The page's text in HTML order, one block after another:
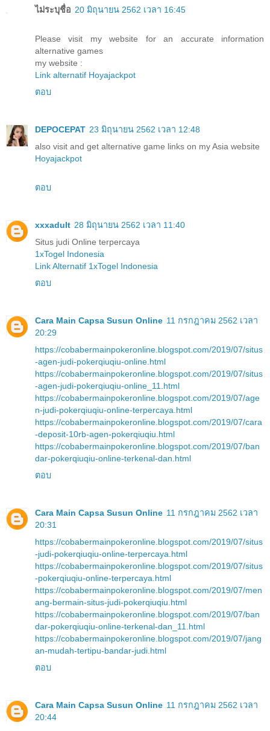
ไม่ระบุชื่อ 20 มิถุนายน 2562 เวลา 16:45
Please visit my website for an accurate information
alternative games
my website :
Link alternatif Hoyajackpot
ตอบ
DEPOCEPAT 23 มิถุนายน 2562 เวลา 12:48
also visit and get alternative game links on my Asia website
Hoyajackpot
ตอบ
xxxadult 28 มิถุนายน 2562 เวลา 11:40
Situs judi Online terpercaya
1xTogel Indonesia
Link Alternatif 1xTogel Indonesia
ตอบ
Cara Main Capsa Susun Online 11 กรกฎาคม 2562 เวลา
20:29
https://cobabermainpokeronline.blogspot.com/2019/07/situs
-agen-judi-pokerqiuqiu-online.html
https://cobabermainpokeronline.blogspot.com/2019/07/situs
-agen-judi-pokerqiuqiu-online_11.html
https://cobabermainpokeronline.blogspot.com/2019/07/age
n-judi-pokerqiuqiu-online-terpercaya.html
https://cobabermainpokeronline.blogspot.com/2019/07/cara
-deposit-10rb-agen-pokerqiuqiu.html
https://cobabermainpokeronline.blogspot.com/2019/07/ban
dar-pokerqiuqiu-online-terkenal-dan.html
ตอบ
Cara Main Capsa Susun Online 11 กรกฎาคม 2562 เวลา
20:31
https://cobabermainpokeronline.blogspot.com/2019/07/situs
-judi-pokerqiuqiu-online-terpercaya.html
https://cobabermainpokeronline.blogspot.com/2019/07/situs
-pokerqiuqiu-online-terpercaya.html
https://cobabermainpokeronline.blogspot.com/2019/07/men
ang-bermain-situs-judi-pokerqiuqiu.html
https://cobabermainpokeronline.blogspot.com/2019/07/ban
dar-pokerqiuqiu-online-terkenal-dan_11.html
https://cobabermainpokeronline.blogspot.com/2019/07/jang
an-mudah-tertipu-bandar-judi.html
ตอบ
Cara Main Capsa Susun Online 11 กรกฎาคม 2562 เวลา
20:44